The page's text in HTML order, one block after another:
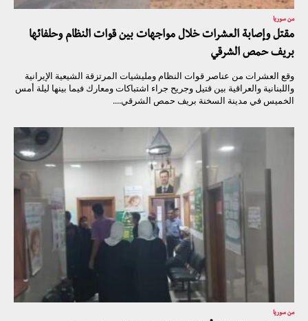
من سوريا
مقتل وإصابة العشرات خلال مواجهات بين قوات النظام وحلفائها
بريف حمص الشرقي
وقع العشرات من عناصر قوات النظام ومليشيات المرتزقة الشيعية الإيرانية
واللبنانية والعراقية بين قتيل وجريح جراء اشتباكات ومعارك فيما بينها ليلة أمس
الخميس في مدينة السخنة بريف حمص الشرقي....
من سوريا